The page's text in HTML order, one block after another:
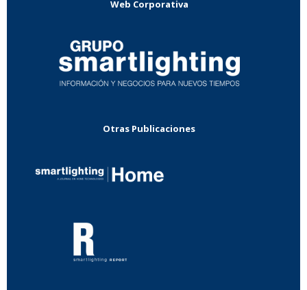
Web Corporativa
Otras Publicaciones